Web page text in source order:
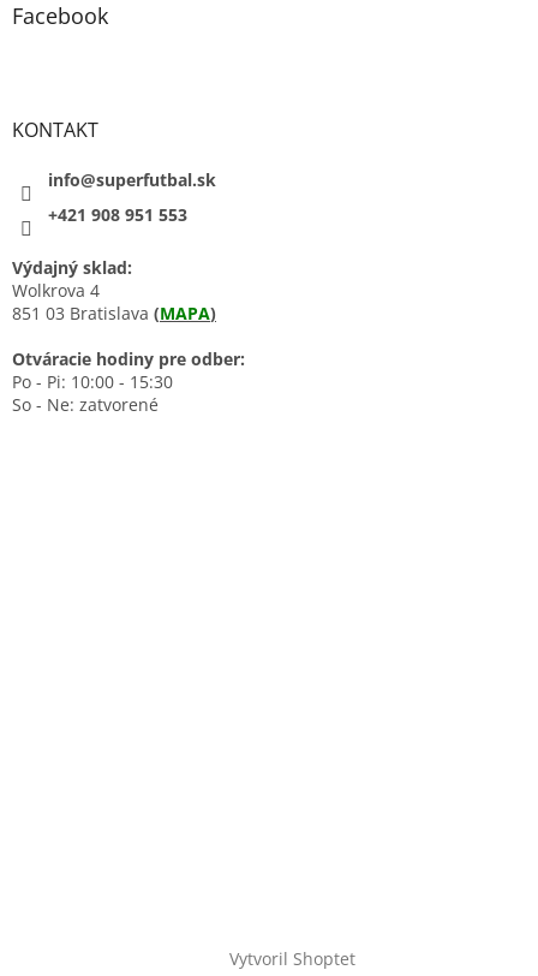
Facebook
KONTAKT
info@superfutbal.sk
+421 908 951 553
Výdajný sklad:
Wolkrova 4
851 03 Bratislava (MAPA)
Otváracie hodiny pre odber:
Po - Pi: 10:00 - 15:30
So - Ne: zatvorené
Vytvoril Shoptet